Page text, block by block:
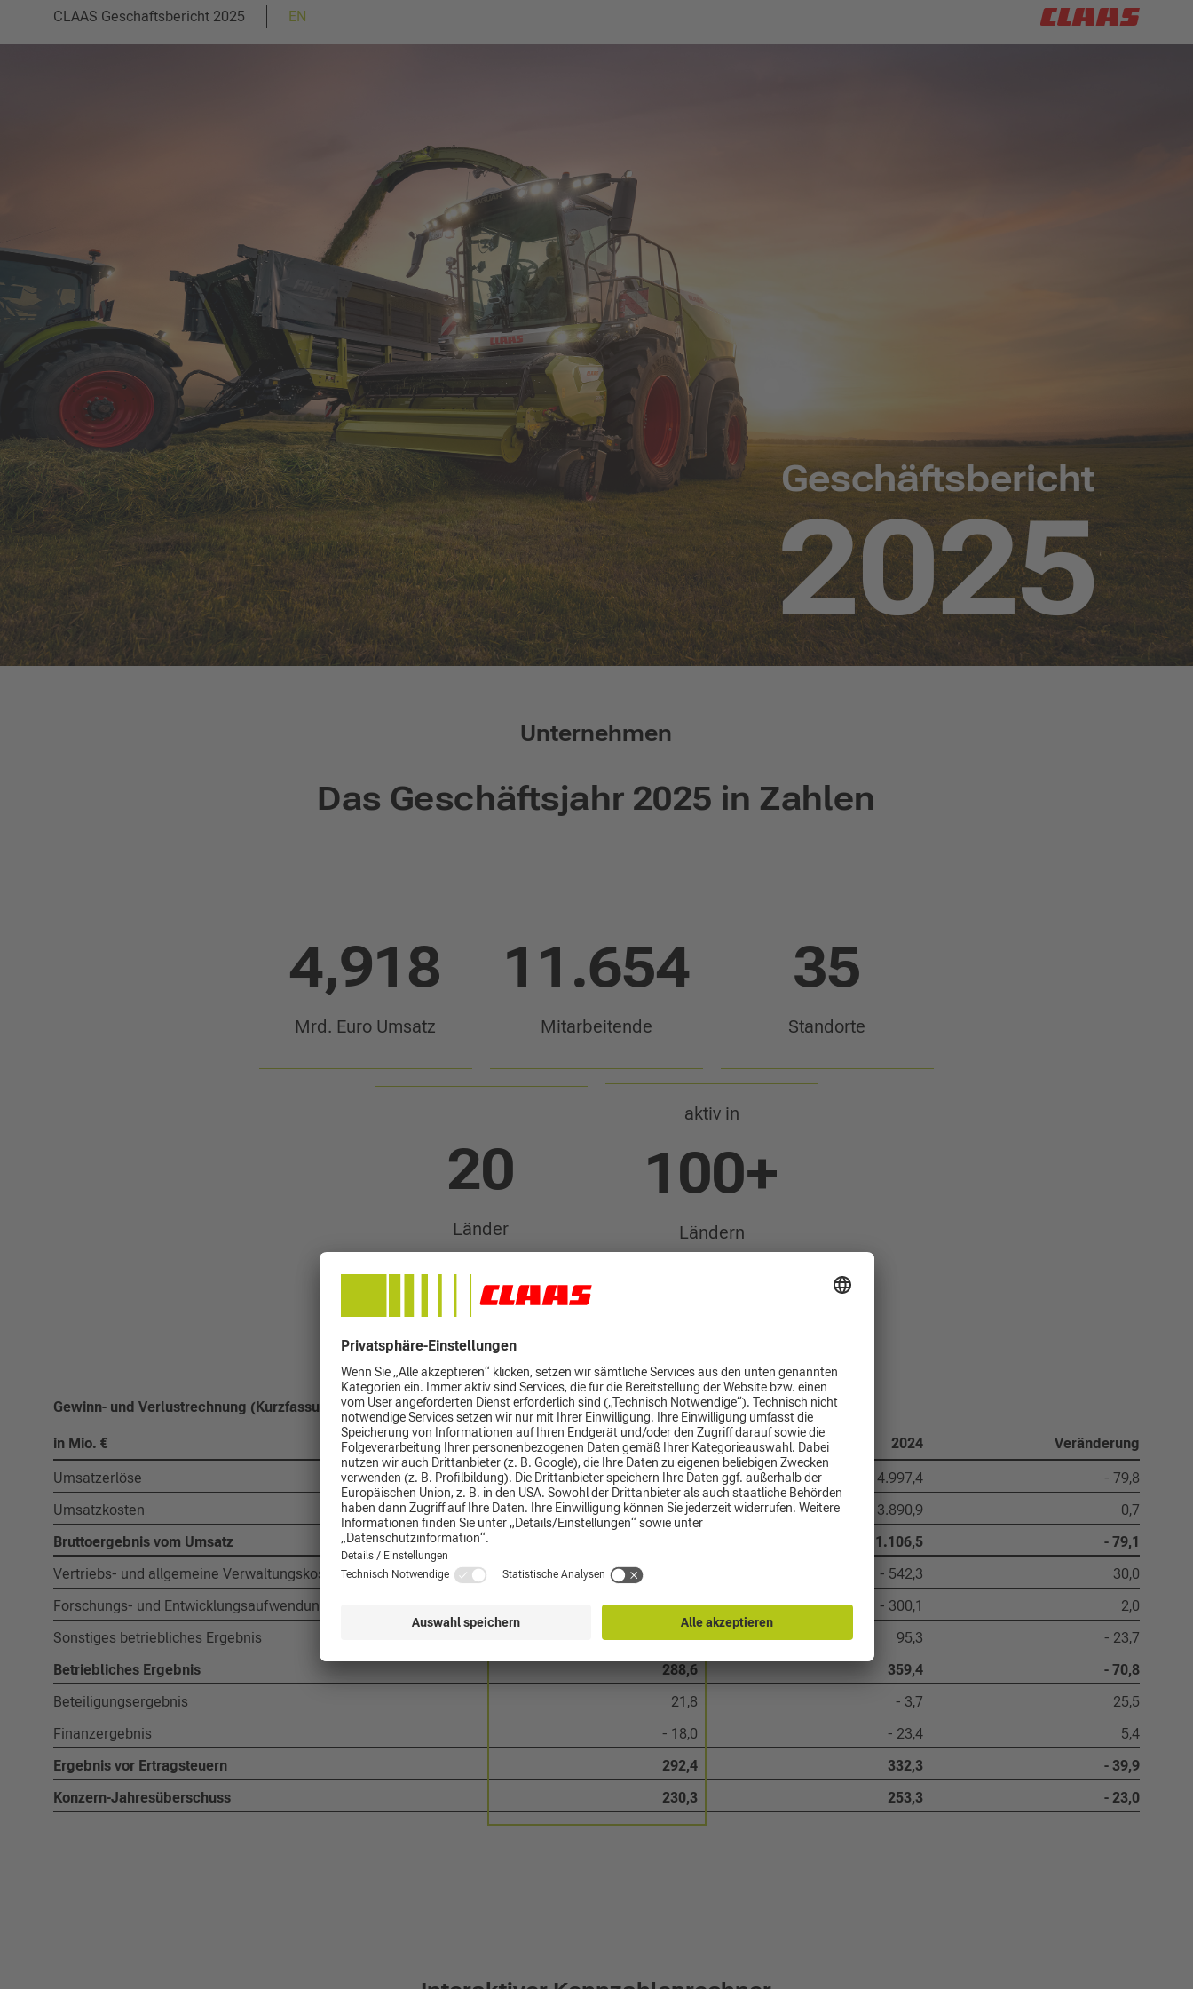
anspringen
CLAAS Geschäftsbericht 2025 Sprachauswahl
EN
Geschäftsbericht
2025
Unternehmen
Das Geschäftsjahr 2025 in Zahlen
4,918
Mrd. Euro Umsatz
11.654
Mitarbeitende
35
Standorte
20
Länder
aktiv in
100+
Ländern
Gewinn- und Verlustrechnung (Kurzfassung)
in Mio. € 2025 2024 Veränderung
Umsatzerlöse 4.917,6 4.997,4
- 79,8
Umsatzkosten
- 3.890,2 - 3.890,9
0,7
Bruttoergebnis vom Umsatz
1.106,5
- 79,1
Vertriebs- und allgemeine Verwaltungskosten
- 542,3
30,0
Forschungs- und Entwicklungsaufwendungen
- 298,1 - 300,1
2,0
Sonstiges betriebliches Ergebnis
71,6 95,3
- 23,7
Betriebliches Ergebnis
288,6 359,4
- 70,8
Beteiligungsergebnis
21,8 - 3,7
25,5
Finanzergebnis
- 18,0 - 23,4
5,4
Ergebnis vor Ertragsteuern
292,4 332,3
- 39,9
Konzern-Jahresüberschuss
230,3 253,3 - 23,0